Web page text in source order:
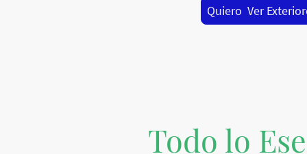
Quiero Ver
Todo lo